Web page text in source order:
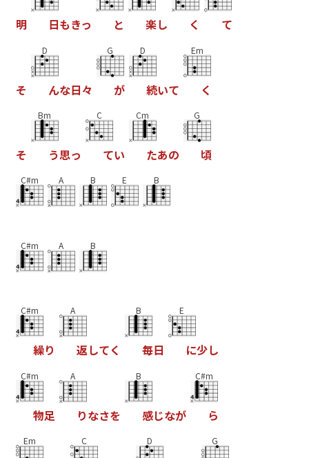
明 日もきっ と 楽し く て
そ
D
んな日々
G
が
D
続いて
Em
く
そ
Bm
う思っ
C
てい
Cm
たあの
G
頃
C#m A B E B
C#m A B
C#m
繰り
A
返してく
B
毎日
E
に少し
C#m
物足
A
りなさを
B
感じなが
C#m
ら
Em C D G